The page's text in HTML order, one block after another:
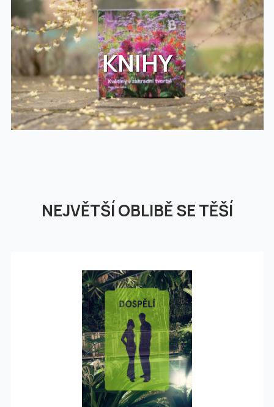
KNIHY
NEJVĚTŠÍ OBLIBĚ SE TĚŠÍ